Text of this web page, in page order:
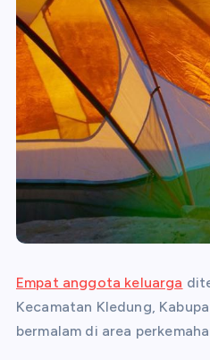
Empat anggota keluarga
Kecamatan Kledung,
bermalam di area